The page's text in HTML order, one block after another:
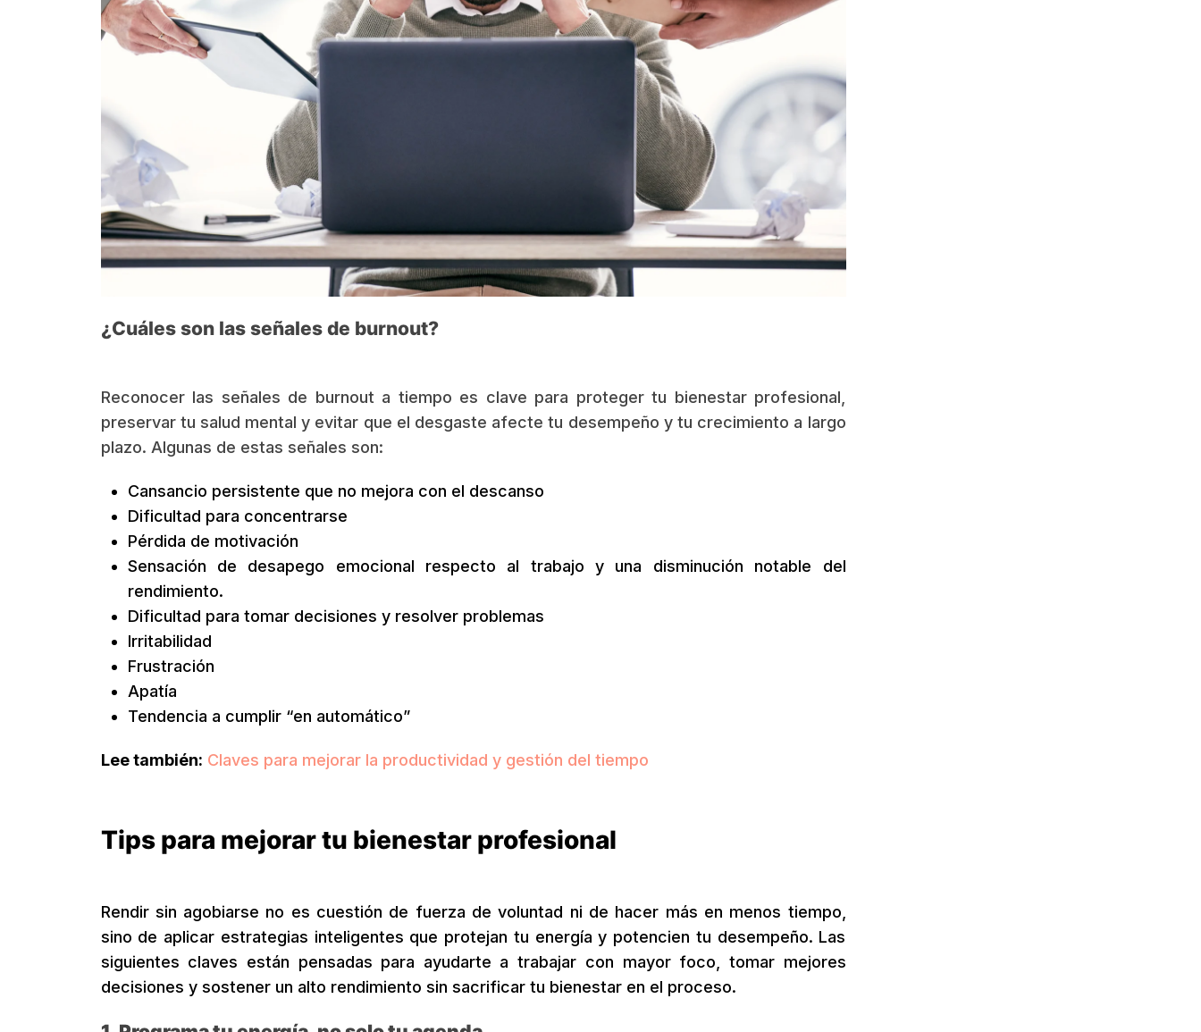
¿Cuáles son las señales de burnout?
Reconocer las señales de burnout a tiempo es clave para proteger tu bienestar profesional,
preservar tu salud mental y evitar que el desgaste afecte tu desempeño y tu crecimiento a largo
plazo. Algunas de estas señales son:
Cansancio persistente que no mejora con el descanso
Dificultad para concentrarse
Pérdida de motivación
Sensación de desapego emocional respecto al trabajo y una disminución notable del
rendimiento.
Dificultad para tomar decisiones y resolver problemas
Irritabilidad
Frustración
Apatía
Tendencia a cumplir “en automático”
Lee también: Claves para mejorar la productividad y gestión del tiempo
Tips para mejorar tu bienestar profesional
Rendir sin agobiarse no es cuestión de fuerza de voluntad ni de hacer más en menos tiempo,
sino de aplicar estrategias inteligentes que protejan tu energía y potencien tu desempeño. Las
siguientes claves están pensadas para ayudarte a trabajar con mayor foco, tomar mejores
decisiones y sostener un alto rendimiento sin sacrificar tu bienestar en el proceso.